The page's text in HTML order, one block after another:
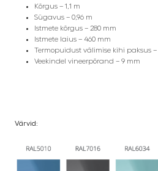
Kõrgus – 1,1 m
Sügavus – 0,96 m
Istmete kõrgus – 280 mm
Istmete laius – 460 mm
Termopuidust välimise kihi paksus –
Veekindel vineerpõrand – 9 mm
Värvid: